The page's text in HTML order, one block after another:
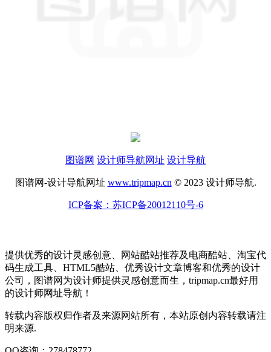
图谱网 设计师导航网址 设计导航
图谱网-设计导航网址 www.tripmap.cn© 2023 设计师导航.
ICP备案：苏ICP备20012110号-6
提供优秀的设计灵感创意、网站酷站推荐及电商酷站、淘宝代
码生成工具、HTML5酷站、优秀设计文章博客和优秀的设计
公司，图谱网为设计师提供灵感创意而生，tripmap.cn最好用
的设计师网址导航！
转载内容版权归作者及来源网站所有，本站原创内容转载请注
明来源.